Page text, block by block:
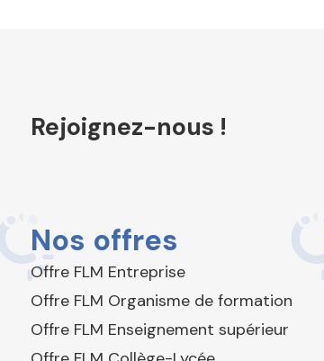
Rejoignez-nous !
Nos offres
Offre FLM Entreprise
Offre FLM Organisme de formation
Offre FLM Enseignement supérieur